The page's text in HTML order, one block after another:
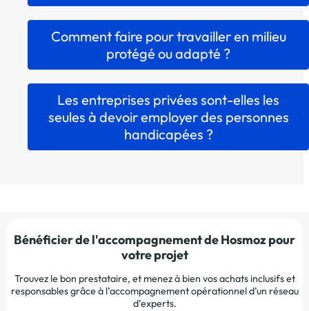
Comment faire pour travailler en milieu
protégé ou adapté ?
Les entreprises privées sont-elles les
seules à devoir employer des personnes
handicapées ?
Bénéficier de l'accompagnement de Hosmoz pour
votre projet
Trouvez le bon prestataire, et menez à bien vos achats inclusifs et
responsables grâce à l’accompagnement opérationnel d’un réseau
d’experts.